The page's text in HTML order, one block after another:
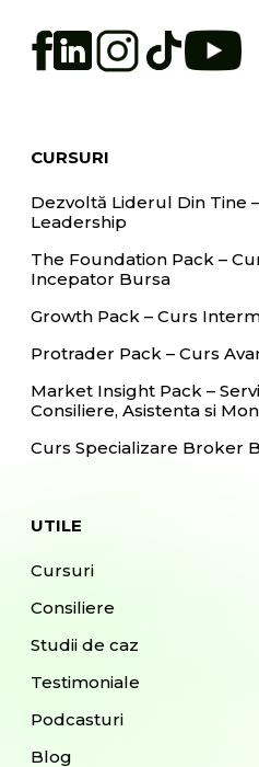
CURSURI
Dezvoltă Liderul Din Tine
Leadership
The Foundation Pack –
Incepator Bursa
Growth Pack – Curs
Protrader Pack – Curs
Market Insight Pack –
Consiliere, Asistenta si
Curs Specializare Broker
UTILE
Cursuri
Consiliere
Studii de caz
Testimoniale
Podcasturi
Blog